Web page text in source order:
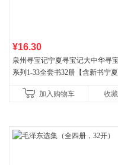
¥16.30
泉州寻宝记宁夏寻宝记大中华寻
系列1-33全套书32册【含新书宁
广东福建河北黑
加入购物车 收藏